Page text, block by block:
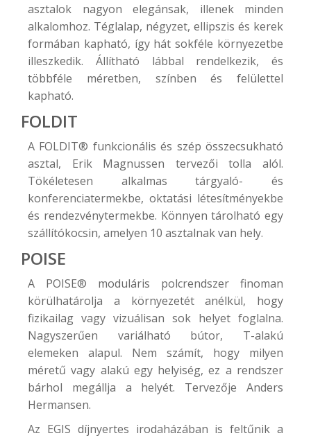
asztalok nagyon elegánsak, illenek minden
alkalomhoz. Téglalap, négyzet, ellipszis és kerek
formában kapható, így hát sokféle környezetbe
illeszkedik. Állítható lábbal rendelkezik, és
többféle méretben, színben és felülettel
kapható.
FOLDIT
A FOLDIT® funkcionális és szép összecsukható
asztal, Erik Magnussen tervezői tolla alól.
Tökéletesen alkalmas tárgyaló- és
konferenciatermekbe, oktatási létesítményekbe
és rendezvénytermekbe. Könnyen tárolható egy
szállítókocsin, amelyen 10 asztalnak van hely.
POISE
A POISE® moduláris polcrendszer finoman
körülhatárolja a környezetét anélkül, hogy
fizikailag vagy vizuálisan sok helyet foglalna.
Nagyszerűen variálható bútor, T-alakú
elemeken alapul. Nem számít, hogy milyen
méretű vagy alakú egy helyiség, ez a rendszer
bárhol megállja a helyét. Tervezője Anders
Hermansen.
Az EGIS díjnyertes irodaházában is feltűnik a